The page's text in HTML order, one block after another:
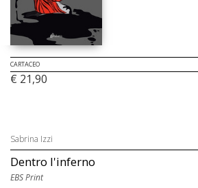
CARTACEO
€ 21,90
Sabrina Izzi
Dentro l'inferno
EBS Print